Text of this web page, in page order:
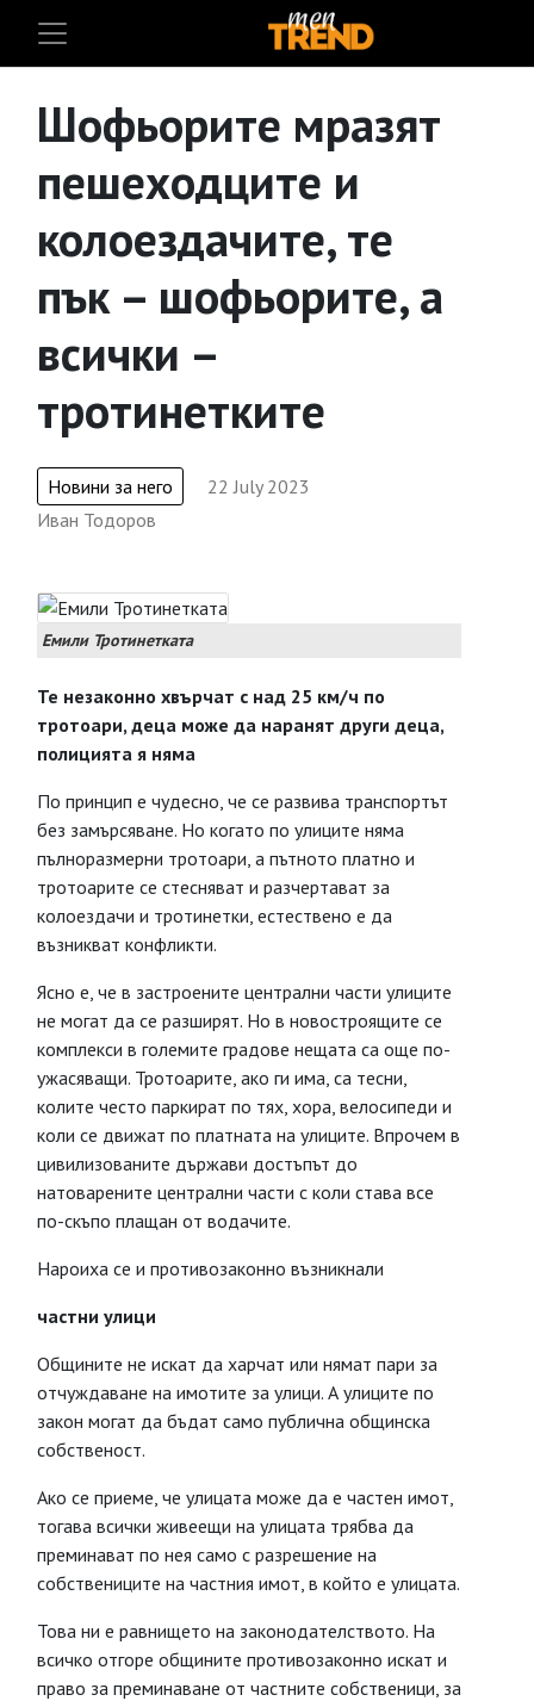
Шофьорите мразят
пешеходците и
колоездачите, те
пък – шофьорите, а
всички –
тротинетките
Новини за него
22 July 2023
Иван Тодоров
Емили Тротинетката
Те незаконно хвърчат с над 25 км/ч по
тротоари, деца може да наранят други деца,
полицията я няма
По принцип е чудесно, че се развива транспортът
без замърсяване. Но когато по улиците няма
пълноразмерни тротоари, а пътното платно и
тротоарите се стесняват и разчертават за
колоездачи и тротинетки, естествено е да
възникват конфликти.
Ясно е, че в застроените централни части улиците
не могат да се разширят. Но в новостроящите се
комплекси в големите градове нещата са още по-
ужасяващи. Тротоарите, ако ги има, са тесни,
колите често паркират по тях, хора, велосипеди и
коли се движат по платната на улиците. Впрочем в
цивилизованите държави достъпът до
натоварените централни части с коли става все
по-скъпо плащан от водачите.
Нароиха се и противозаконно възникнали
частни улици
Общините не искат да харчат или нямат пари за
отчуждаване на имотите за улици. А улиците по
закон могат да бъдат само публична общинска
собственост.
Ако се приеме, че улицата може да е частен имот,
тогава всички живеещи на улицата трябва да
преминават по нея само с разрешение на
собствениците на частния имот, в който е улицата.
Това ни е равнището на законодателството. На
всичко отгоре общините противозаконно искат и
право за преминаване от частните собственици, за